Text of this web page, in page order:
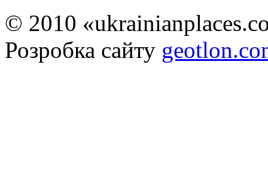
© 2010
Розробка сайту